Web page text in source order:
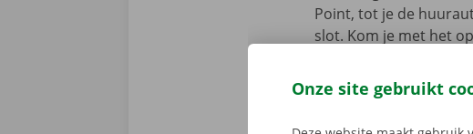
Point, tot je de
slot. Kom je met het
Onze site gebruikt